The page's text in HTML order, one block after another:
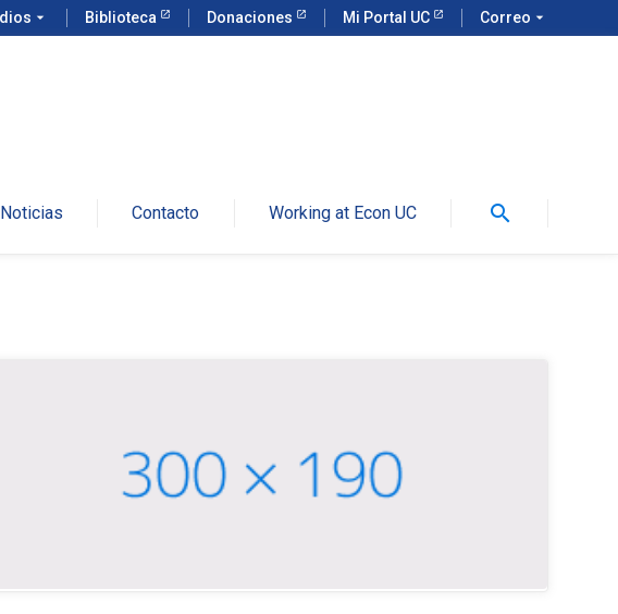
arrow_drop_down Biblioteca Donaciones Mi Portal UC Correo arrow_drop_down
Noticias Contacto Working at Econ UC search